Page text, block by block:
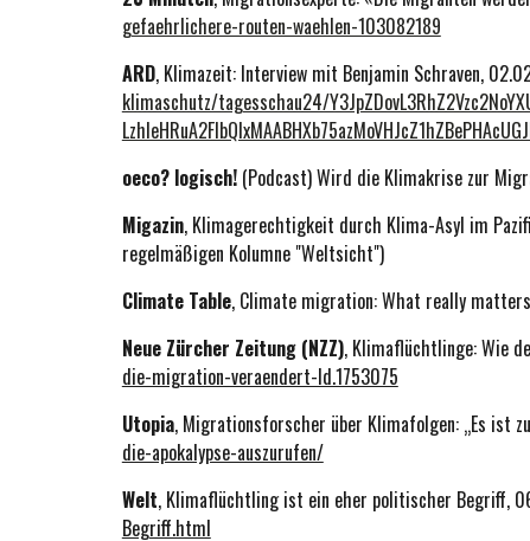
gefaehrlichere-routen-waehlen-103082189
ARD, Klimazeit: Interview mit Benjamin Schraven,
klimaschutz/tagesschau24/
oeco? logisch! (Podcast) Wird die Klimakrise zur
Migazin, Klimagerechtigkeit durch Klima-Asyl im
regelmäßigen Kolumne "Weltsicht")
Climate Table, Climate migration: What really
Neue Zürcher Zeitung (NZZ), Klimaflüchtlinge: Wie
die-migration-veraendert-ld.1753075
Utopia, Migrationsforscher über Klimafolgen: „Es ist
die-apokalypse-auszurufen/
Welt, Klimaflüchtling ist ein eher politischer Begriff,
Begriff.html